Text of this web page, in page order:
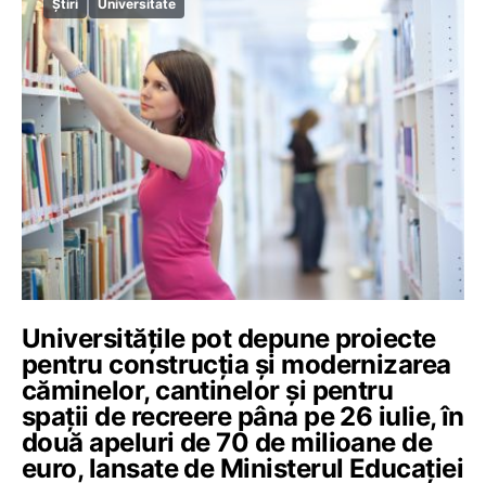
Știri Universitate
Universitățile pot depune proiecte
pentru construcția și modernizarea
căminelor, cantinelor și pentru
spații de recreere pâna pe 26 iulie, în
două apeluri de 70 de milioane de
euro, lansate de Ministerul Educației